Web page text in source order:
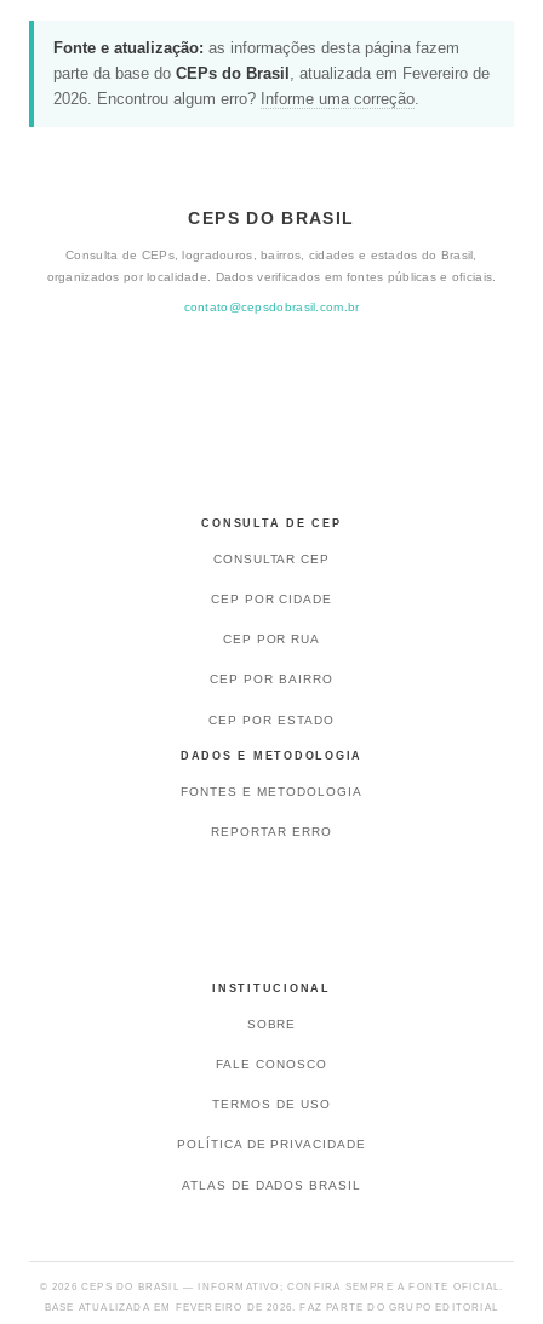
Fonte e atualização: as informações desta página fazem
parte da base do CEPs do Brasil , atualizada em Fevereiro de
2026. Encontrou algum erro? Informe uma correção.
CEPS DO BRASIL
Consulta de CEPs, logradouros, bairros, cidades e estados do Brasil,
organizados por localidade. Dados verificados em fontes públicas e oficiais.
contato@cepsdobrasil.com.br
CONSULTA DE CEP
CONSULTAR CEP
CEP POR CIDADE
CEP POR RUA
CEP POR BAIRRO
CEP POR ESTADO
DADOS E METODOLOGIA
FONTES E METODOLOGIA
REPORTAR ERRO
INSTITUCIONAL
SOBRE
FALE CONOSCO
TERMOS DE USO
POLÍTICA DE PRIVACIDADE
ATLAS DE DADOS BRASIL
© 2026 CEPS DO BRASIL — INFORMATIVO; CONFIRA SEMPRE A FONTE OFICIAL.
BASE ATUALIZADA EM FEVEREIRO DE 2026. FAZ PARTE DO GRUPO EDITORIAL